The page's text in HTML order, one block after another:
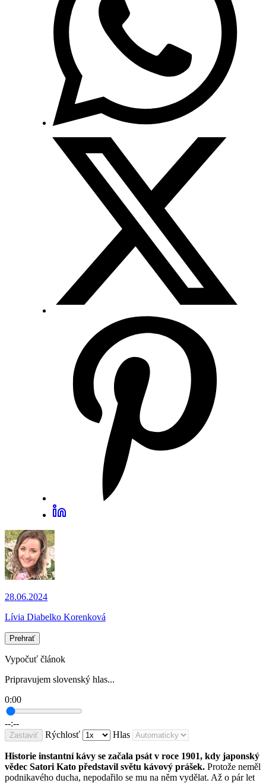
28.06.2024
Lívia Diabelko Korenková
Prehrať
Vypočuť článok
Pripravujem slovenský hlas...
0:00
--:--
Zastaviť Rýchlosť Hlas
Historie instantní kávy se začala psát v roce 1901, kdy japonský
vědec Satori Kato představil světu kávový prášek. Protože neměl
podnikavého ducha, nepodařilo se mu na něm vydělat. Až o pár let